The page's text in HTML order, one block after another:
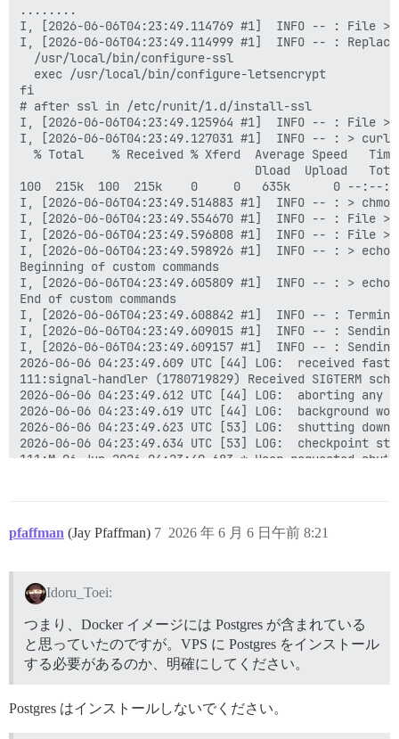
........
I, [2026-06-06T04:23:49.114769 #1]  INFO -- :
I, [2026-06-06T04:23:49.114999 #1]  INFO -- :
  /usr/local/bin/configure-ssl
  exec /usr/local/bin/configure-letsencrypt
fi
# after ssl in /etc/runit/1.d/install-ssl
I, [2026-06-06T04:23:49.125964 #1]  INFO -- : File
I, [2026-06-06T04:23:49.127031 #1]  INFO -- : > curl
% Total    % Received % Xferd  Average Speed
Dload  Upload
100  215k  100  215k    0     0   635k      0 --
I, [2026-06-06T04:23:49.514883 #1]  INFO -- : >
I, [2026-06-06T04:23:49.554670 #1]  INFO -- : File
I, [2026-06-06T04:23:49.596808 #1]  INFO -- : File
I, [2026-06-06T04:23:49.598926 #1]  INFO -- : > echo
Beginning of custom commands
I, [2026-06-06T04:23:49.605809 #1]  INFO -- : > echo
End of custom commands
I, [2026-06-06T04:23:49.608842 #1]  INFO -- :
I, [2026-06-06T04:23:49.609015 #1]  INFO -- :
I, [2026-06-06T04:23:49.609157 #1]  INFO -- :
2026-06-06 04:23:49.609 UTC [44] LOG:  received fast
111:signal-handler (1780719829) Received SIGTERM
2026-06-06 04:23:49.612 UTC [44] LOG:  aborting
2026-06-06 04:23:49.619 UTC [44] LOG:
2026-06-06 04:23:49.623 UTC [53] LOG:  shutting down
2026-06-06 04:23:49.634 UTC [53] LOG:  checkpoint
111:M 06 Jun 2026 04:23:49.683 * User requested
2026-06-06 04:23:49.711 UTC [53] LOG:
pfaffman (Jay Pfaffman) 2026 年 6 月 6 日午前 8:21
7
Idoru_Toei:
つまり、Docker イメージには Postgres が含まれている
と思っていたのですが。VPS に Postgres をインストール
する必要があるのか、明確にしてください。
Postgres はインストールしないでください。